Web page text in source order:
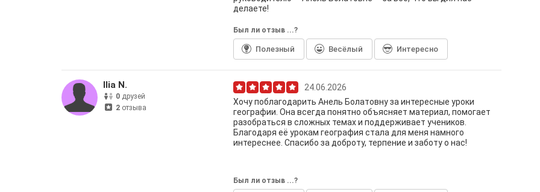
делаете!
Был ли отзыв ...?
Полезный Весёлый Интересно
Ilia N.
0 друзей
2 отзыва
24.06.2026
Хочу поблагодарить Анель Болатовну за интересные уроки
географии. Она всегда понятно объясняет материал, помогает
разобраться в сложных темах и поддерживает учеников.
Благодаря её урокам география стала для меня намного
интереснее. Спасибо за доброту, терпение и заботу о нас!
Был ли отзыв ...?